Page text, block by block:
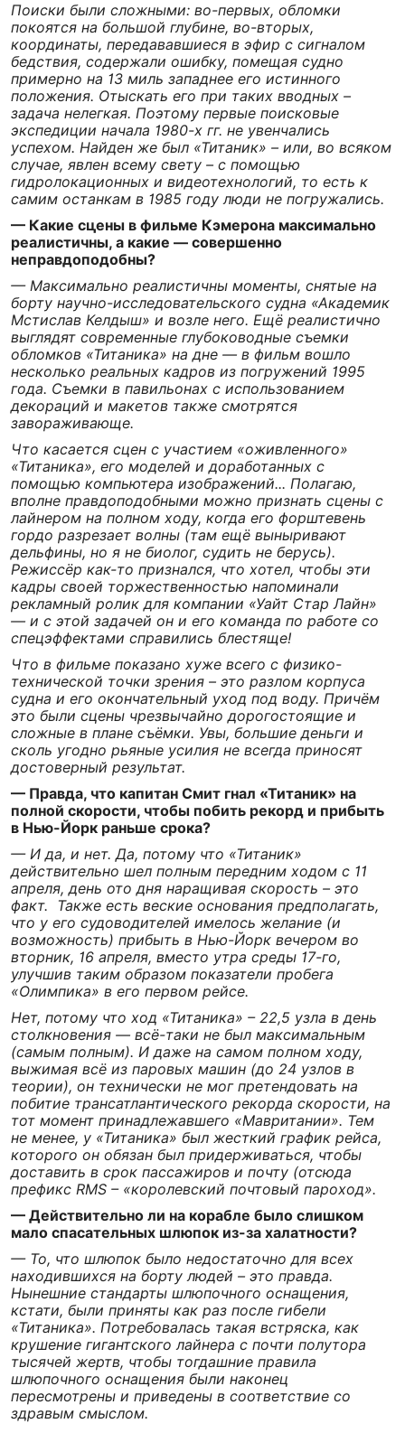
Поиски были сложными: во-первых, обломки
покоятся на большой глубине, во-вторых,
координаты, передававшиеся в эфир с сигналом
бедствия, содержали ошибку, помещая судно
примерно на 13 миль западнее его истинного
положения. Отыскать его при таких вводных –
задача нелегкая. Поэтому первые поисковые
экспедиции начала 1980-х гг. не увенчались
успехом. Найден же был «Титаник» – или, во всяком
случае, явлен всему свету – с помощью
гидролокационных и видеотехнологий, то есть к
самим останкам в 1985 году люди не погружались.
— Какие сцены в фильме Кэмерона максимально
реалистичны, а какие — совершенно
неправдоподобны?
— Максимально реалистичны моменты, снятые на
борту научно-исследовательского судна «Академик
Мстислав Келдыш» и возле него. Ещё реалистично
выглядят современные глубоководные съемки
обломков «Титаника» на дне — в фильм вошло
несколько реальных кадров из погружений 1995
года. Съемки в павильонах с использованием
декораций и макетов также смотрятся
завораживающе.
Что касается сцен с участием «оживленного»
«Титаника», его моделей и доработанных с
помощью компьютера изображений... Полагаю,
вполне правдоподобными можно признать сцены с
лайнером на полном ходу, когда его форштевень
гордо разрезает волны (там ещё выныривают
дельфины, но я не биолог, судить не берусь).
Режиссёр как-то признался, что хотел, чтобы эти
кадры своей торжественностью напоминали
рекламный ролик для компании «Уайт Стар Лайн»
— и с этой задачей он и его команда по работе со
спецэффектами справились блестяще!
Что в фильме показано хуже всего с физико-
технической точки зрения – это разлом корпуса
судна и его окончательный уход под воду. Причём
это были сцены чрезвычайно дорогостоящие и
сложные в плане съёмки. Увы, большие деньги и
сколь угодно рьяные усилия не всегда приносят
достоверный результат.
— Правда, что капитан Смит гнал «Титаник» на
полной скорости, чтобы побить рекорд и прибыть
в Нью-Йорк раньше срока?
— И да, и нет. Да, потому что «Титаник»
действительно шел полным передним ходом с 11
апреля, день ото дня наращивая скорость – это
факт. Также есть веские основания предполагать,
что у его судоводителей имелось желание (и
возможность) прибыть в Нью-Йорк вечером во
вторник, 16 апреля, вместо утра среды 17-го,
улучшив таким образом показатели пробега
«Олимпика» в его первом рейсе.
Нет, потому что ход «Титаника» – 22,5 узла в день
столкновения — всё-таки не был максимальным
(самым полным). И даже на самом полном ходу,
выжимая всё из паровых машин (до 24 узлов в
теории), он технически не мог претендовать на
побитие трансатлантического рекорда скорости, на
тот момент принадлежавшего «Мавритании». Тем
не менее, у «Титаника» был жесткий график рейса,
которого он обязан был придерживаться, чтобы
доставить в срок пассажиров и почту (отсюда
префикс RMS – «королевский почтовый пароход».
— Действительно ли на корабле было слишком
мало спасательных шлюпок из-за халатности?
— То, что шлюпок было недостаточно для всех
находившихся на борту людей – это правда.
Нынешние стандарты шлюпочного оснащения,
кстати, были приняты как раз после гибели
«Титаника». Потребовалась такая встряска, как
крушение гигантского лайнера с почти полутора
тысячей жертв, чтобы тогдашние правила
шлюпочного оснащения были наконец
пересмотрены и приведены в соответствие со
здравым смыслом.